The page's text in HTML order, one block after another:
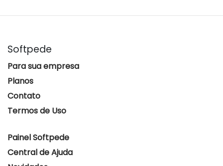
Softpede
Para sua empresa
Planos
Contato
Termos de Uso
Painel Softpede
Central de Ajuda